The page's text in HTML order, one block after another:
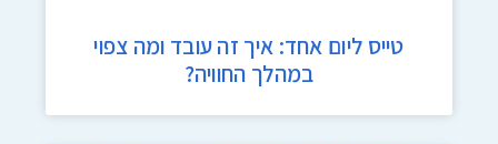
טייס ליום אחד: איך זה עובד ומה צפוי
במהלך החוויה?